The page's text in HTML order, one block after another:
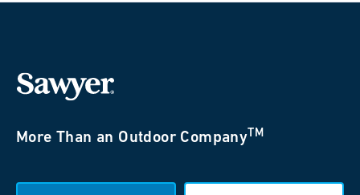
More Than an Outdoor CompanyTM